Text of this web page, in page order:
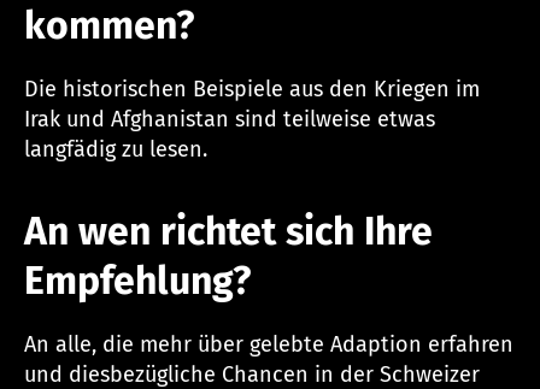
kommen?
Die historischen Beispiele aus den Kriegen im
Irak und Afghanistan sind teilweise etwas
langfädig zu lesen.
An wen richtet sich Ihre
Empfehlung?
An alle, die mehr über gelebte Adaption erfahren
und diesbezügliche Chancen in der Schweizer